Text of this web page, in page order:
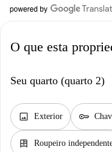
O que esta
Seu quarto (quarto 2)
image Exterior key
dresser Roupeiro